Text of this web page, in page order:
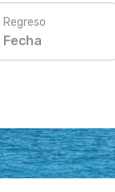
Regreso
Fecha